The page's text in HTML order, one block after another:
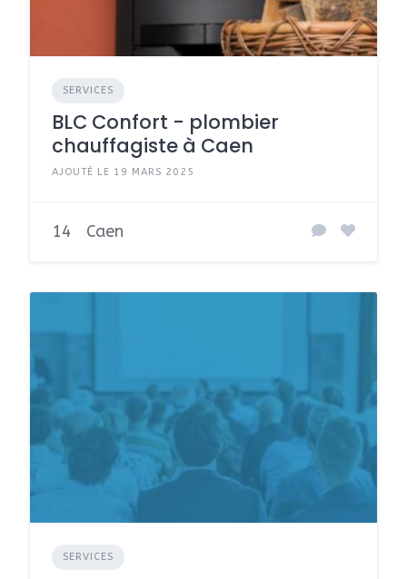
SERVICES
BLC Confort - plombier
chauffagiste à Caen
AJOUTÉ LE 19 MARS 2025
14 Caen
SERVICES